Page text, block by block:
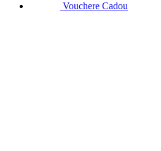
Vouchere Cadou